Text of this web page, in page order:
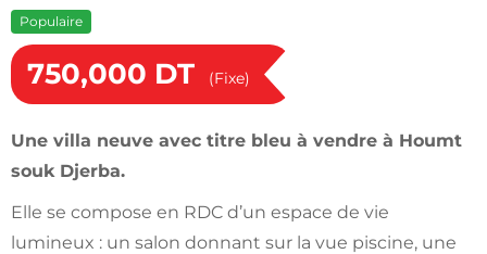
Populaire
750,000 DT (Fixe)
Une villa neuve avec titre bleu à vendre à Houmt
souk Djerba.
Elle se compose en RDC d’un espace de vie
lumineux : un salon donnant sur la vue piscine, une